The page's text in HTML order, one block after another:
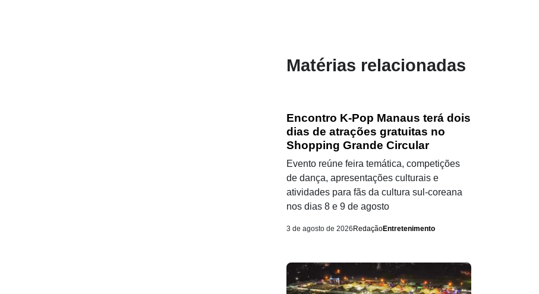
Matérias relacionadas
Encontro K-Pop Manaus terá dois
dias de atrações gratuitas no
Shopping Grande Circular
Evento reúne feira temática, competições
de dança, apresentações culturais e
atividades para fãs da cultura sul-coreana
nos dias 8 e 9 de agosto
3 de agosto de 2026 RedaçãoEntretenimento